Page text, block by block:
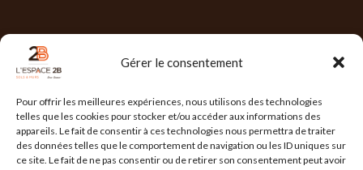
Gérer le consentement
Pour offrir les meilleures expériences, nous utilisons des technologies
telles que les cookies pour stocker et/ou accéder aux informations des
appareils. Le fait de consentir à ces technologies nous permettra de traiter
des données telles que le comportement de navigation ou les ID uniques sur
ce site. Le fait de ne pas consentir ou de retirer son consentement peut avoir
NOS HORAIRES
Lun : 7h30/17h30
Mar : 7h30/17h30
Mer : 7h30/17h30
Jeu : 7h30/17h30